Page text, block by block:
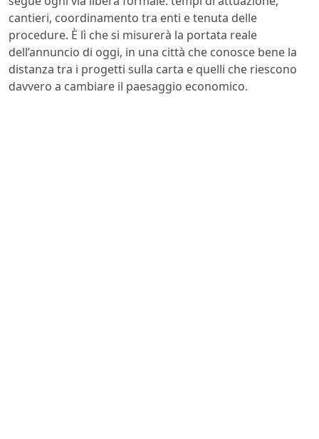
cantieri, coordinamento tra enti e tenuta delle
procedure. È lì che si misurerà la portata reale
dell’annuncio di oggi, in una città che conosce bene la
distanza tra i progetti sulla carta e quelli che riescono
davvero a cambiare il paesaggio economico.